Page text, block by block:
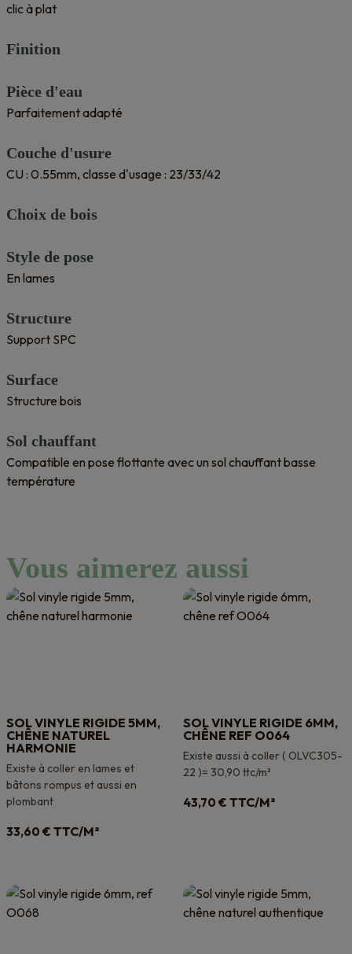
clic à plat
Finition
Pièce d'eau
Parfaitement adapté
Couche d'usure
CU : 0.55mm, classe d'usage : 23/33/42
Choix de bois
Style de pose
En lames
Structure
Support SPC
Surface
Structure bois
Sol chauffant
Compatible en pose flottante avec un sol chauffant basse
température
Vous aimerez aussi
SOL VINYLE RIGIDE 5MM,
CHÊNE NATUREL
HARMONIE
Existe à coller en lames et
bâtons rompus et aussi en
plombant
33,60 € TTC/M²
SOL VINYLE RIGIDE 6MM,
CHÊNE REF O064
Existe aussi à coller ( OLVC305-
22 )= 30,90 ttc/m²
43,70 € TTC/M²